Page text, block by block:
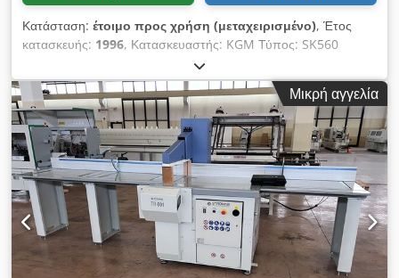
Κατάσταση: έτοιμο προς χρήση (μεταχειρισμένο), Έτος
κατασκευής: 1996, Κατασκευαστής: KGM Τύπος: SK560
Αριθμός: 96-1600-1 Έτος: 1996 Κόφτης διατομής με μεγάλη
χωρητικότητα κοπής· διαθέτει υδραυλικό σύστημα
τροφοδοσίας για την ασπίδα του πριονιού και τα βραχίονες
εκφόρτωσης, καθώς και πριονόδισκο με ταλαντευόμενη κίνηση·
κατάλληλος για βαριά, μακρά τεμάχια εργασίας, όπως δοκούς
από στρωματοποιημένο ξύλο (glulam) κ.λπ. ΤΕΧΝΙΚΑ
ΧΑΡΑΚΤΗΡΙΣΤΙΚΑ Μεταφορέας εισόδου: 6 μέτρα, κύλινδροι
600 χιλ. Κόφτης διατομής με υδραυλική μονάδα ισχύος
Χωρητικότητα κοπής κατά προσέγγιση: 200 x 600 χιλ. (ύψος x
πλάτος) Μεταφορέας εξόδου: 8 μέτρα, κύλινδροι 600 χιλ.
Dedszl Tuvepfx Abnokr + επιπλέον τμήμα μεταφορέα 2
μέτρων Ισχύς: 400 V, 50 Hz, τριφασικό ρεύμα
Μικρή αγγελία